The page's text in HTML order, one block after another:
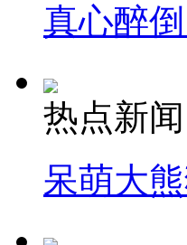
真心醉
热点新闻
呆萌大